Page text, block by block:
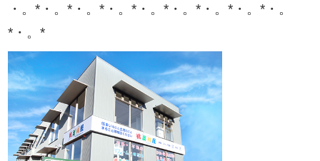
・。*・。*・。*・。*・。*・。*・。*・。*・。
*・。*